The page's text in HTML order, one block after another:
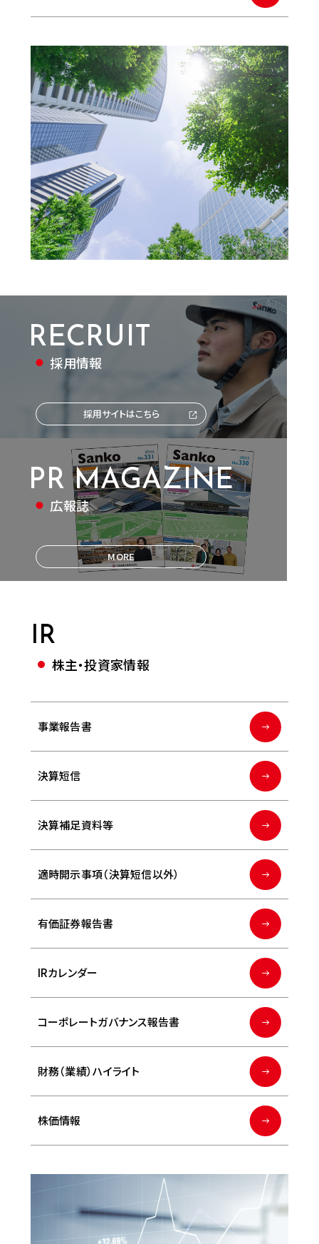
RECRUIT
採用情報
採用サイトはこちら
PR MAGAZINE
広報誌
MORE
IR
株主・投資家情報
事業報告書
決算短信
決算補足資料等
適時開示事項（決算短信以外）
有価証券報告書
IRカレンダー
コーポレートガバナンス報告書
財務（業績）ハイライト
株価情報